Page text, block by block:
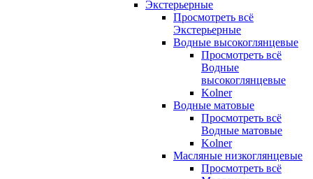
Экстерьерные
Просмотреть всё
Экстерьерные
Водные высокоглянцевые
Просмотреть всё
Водные
высокоглянцевые
Kolner
Водные матовые
Просмотреть всё
Водные матовые
Kolner
Масляные низкоглянцевые
Просмотреть всё